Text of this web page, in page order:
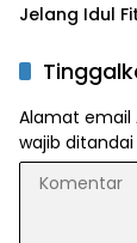
Jelang Idul
Alamat email
wajib ditandai